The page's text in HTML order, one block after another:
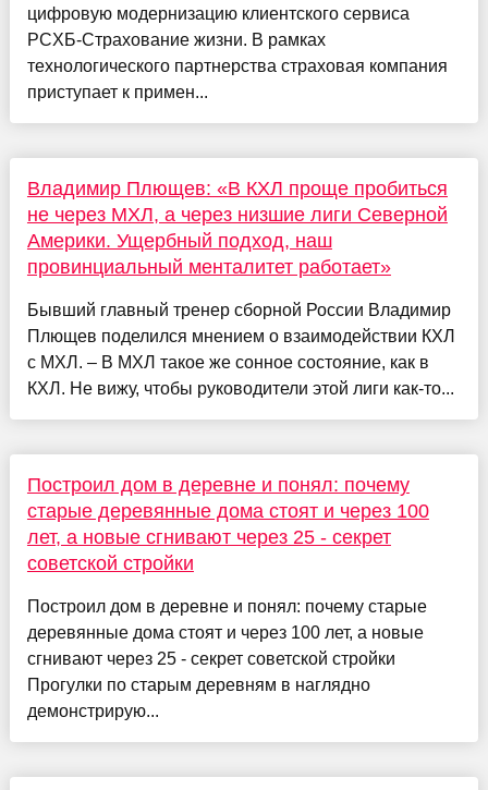
цифровую модернизацию клиентского сервиса
PCXБ-Страхование жизни. В рамках
технологического партнерства страховая компания
приступает к примен...
Владимир Плющев: «В КХЛ проще пробиться
не через МХЛ, а через низшие лиги Северной
Америки. Ущербный подход, наш
провинциальный менталитет работает»
Бывший главный тренер сборной России Владимир
Плющев поделился мнением о взаимодействии КХЛ
с МХЛ. – В МХЛ такое же сонное состояние, как в
КХЛ. Не вижу, чтобы руководители этой лиги как-то...
Построил дом в деревне и понял: почему
старые деревянные дома стоят и через 100
лет, а новые сгнивают через 25 - секрет
советской стройки
Построил дом в деревне и понял: почему старые
деревянные дома стоят и через 100 лет, а новые
сгнивают через 25 - секрет советской стройки
Прогулки по старым деревням в наглядно
демонстрирую...